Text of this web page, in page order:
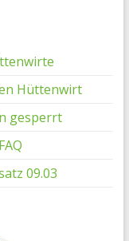
Hüttenwirt
gesperrt
09.03